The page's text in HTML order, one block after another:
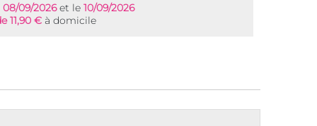
08/09/2026et le 10/09/2026
11,90 €à domicile